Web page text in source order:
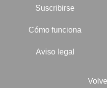
Suscribirse
Cómo funciona
Aviso legal